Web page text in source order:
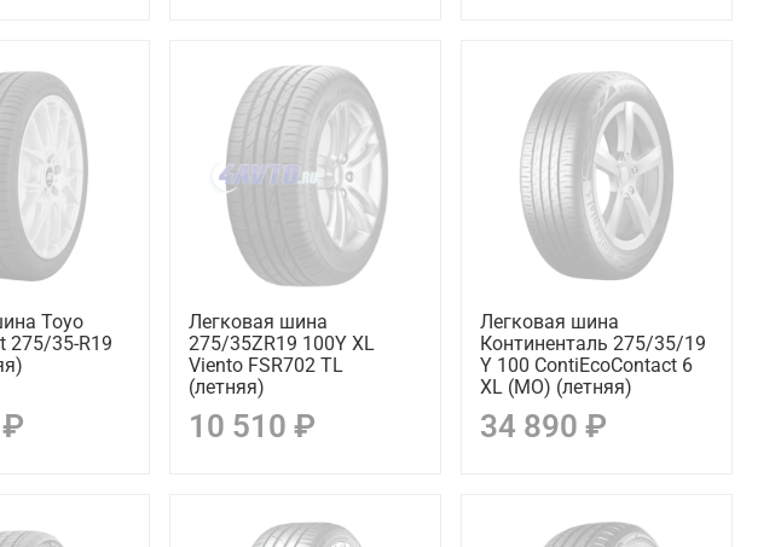
Toyo
275/35-R19
Легковая шина
275/35ZR19 100Y XL
Viento FSR702 TL
(летняя)
10 510 ₽
Легковая шина
Континенталь 275/35/19
Y 100 ContiEcoContact 6
XL (MO) (летняя)
34 890 ₽